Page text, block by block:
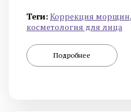
Теги: Коррекция морщин,
косметология для лица
Подробнее